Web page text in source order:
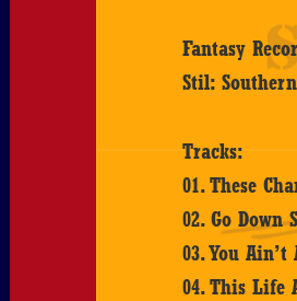
Fantasy
Stil:
Tracks:
01. These
02. Go Down
03. You Ain’t
04. This Life